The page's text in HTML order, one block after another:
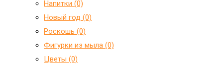
Напитки (0)
Новый год (0)
Роскошь (0)
Фигурки из мыла (0)
Цветы (0)